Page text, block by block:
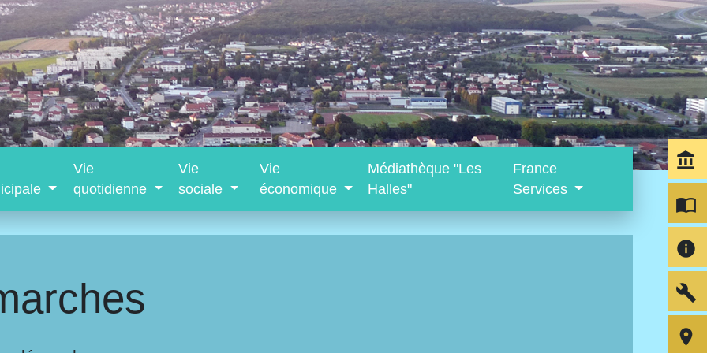
Vie
quotidienne
Vie
sociale
Vie
économique
Médiathèque "Les
Halles"
France
Services
account_balance
import_contacts
info
build
room